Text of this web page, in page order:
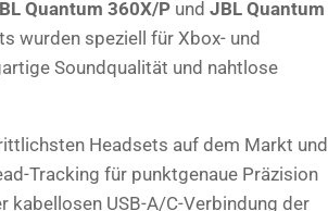
Quantum 360X/P und JBL Quantum
wurden speziell für Xbox- und
Soundqualität und nahtlose
Headsets auf dem Markt und
Tracking für punktgenaue Präzision
kabellosen USB-A/C-Verbindung der